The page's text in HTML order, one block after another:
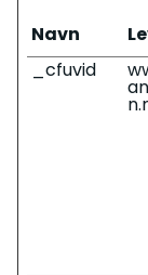
Navn
_cfuvid